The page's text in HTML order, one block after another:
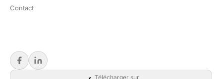
Contact
Télécharger sur